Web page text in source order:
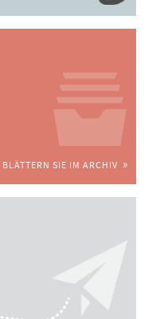
BLÄTTERN SIE IM ARCHIV